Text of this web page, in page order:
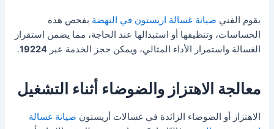
يقوم الفني صيانة غسالة اريستون في النهضة بفحص هذه
الحساسات، وتنظيفها أو استبدالها عند الحاجة، مما يضمن استقرار
الغسالة واستمرار الأداء المثالي، ويمكن حجز الخدمة عبر19224
.
معالجة الاهتزاز والضوضاء أثناء التشغيل
الاهتزاز أو الضوضاء الزائدة في غسالات أريستون صيانة غسالة